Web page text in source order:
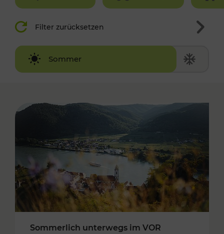
Filter zurücksetzen
Sommer
Winter
Sommerlich unterwegs im VOR